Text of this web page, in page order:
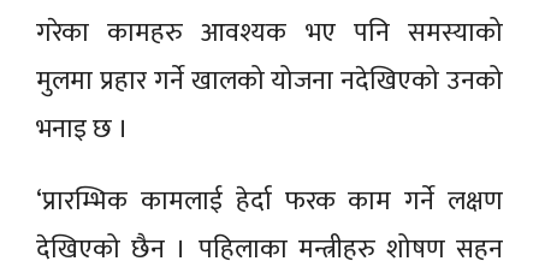
गरेका कामहरु आवश्यक भए पनि समस्याको
मुलमा प्रहार गर्ने खालको योजना नदेखिएको उनको
भनाइ छ ।
‘प्रारम्भिक कामलाई हेर्दा फरक काम गर्ने लक्षण
देखिएको छैन । पहिलाका मन्त्रीहरु शोषण सहन